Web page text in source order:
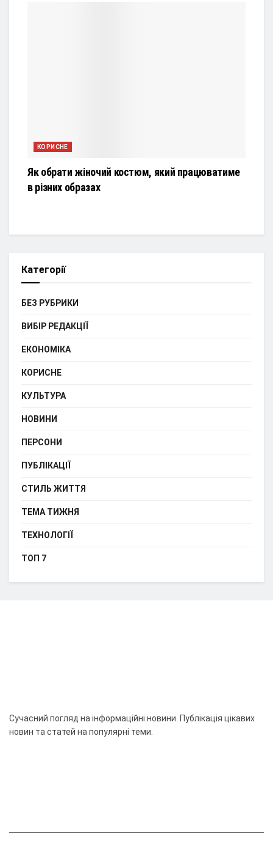
КОРИСНЕ
Як обрати жіночий костюм, який працюватиме
в різних образах
Категорії
БЕЗ РУБРИКИ
ВИБІР РЕДАКЦІЇ
ЕКОНОМІКА
КОРИСНЕ
КУЛЬТУРА
НОВИНИ
ПЕРСОНИ
ПУБЛІКАЦІЇ
СТИЛЬ ЖИТТЯ
ТЕМА ТИЖНЯ
ТЕХНОЛОГІЇ
ТОП 7
Сучасний погляд на інформаційні новини. Публікація цікавих
новин та статей на популярні теми.